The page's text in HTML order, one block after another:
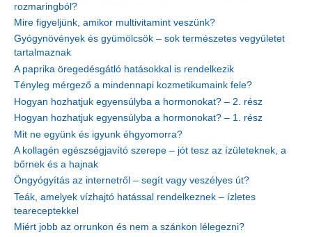
rozmaringból?
Mire figyeljünk, amikor multivitamint veszünk?
Gyógynövények és gyümölcsök – sok természetes vegyületet
tartalmaznak
A paprika öregedésgátló hatásokkal is rendelkezik
Tényleg mérgező a mindennapi kozmetikumaink fele?
Hogyan hozhatjuk egyensúlyba a hormonokat? – 2. rész
Hogyan hozhatjuk egyensúlyba a hormonokat? – 1. rész
Mit ne együnk és igyunk éhgyomorra?
A kollagén egészségjavító szerepe – jót tesz az ízületeknek, a
bőrnek és a hajnak
Öngyógyítás az internetről – segít vagy veszélyes út?
Teák, amelyek vízhajtó hatással rendelkeznek – ízletes
teareceptekkel
Miért jobb az orrunkon és nem a szánkon lélegezni?